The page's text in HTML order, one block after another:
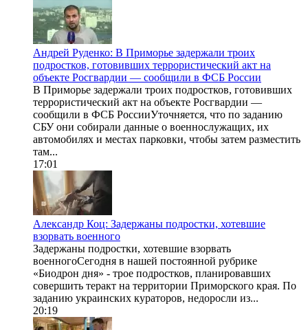
Андрей Руденко: В Приморье задержали троих
подростков, готовивших террористический акт на
объекте Росгвардии — сообщили в ФСБ России
В Приморье задержали троих подростков, готовивших
террористический акт на объекте Росгвардии —
сообщили в ФСБ РоссииУточняется, что по заданию
СБУ они собирали данные о военнослужащих, их
автомобилях и местах парковки, чтобы затем разместить
там...
17:01
Александр Коц: Задержаны подростки, хотевшие
взорвать военного
Задержаны подростки, хотевшие взорвать
военногоСегодня в нашей постоянной рубрике
«Биодрон дня» - трое подростков, планировавших
совершить теракт на территории Приморского края. По
заданию украинских кураторов, недоросли из...
20:19